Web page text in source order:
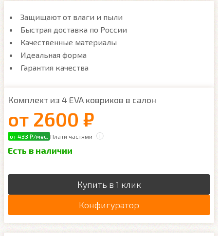
Защищают от влаги и пыли
Быстрая доставка по России
Качественные материалы
Идеальная форма
Гарантия качества
Комплект из 4 EVA ковриков в салон
от 2600 ₽
от 433 ₽/мес. Плати частями
Есть в наличии
Купить в 1 клик
Конфигуратор